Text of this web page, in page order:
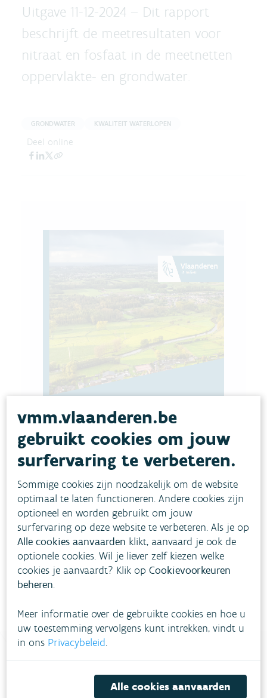
Uitgave 11-12-2024 – Dit rapport
beschrijft de meetresultaten voor
nitraat en fosfaat in de meetnetten
oppervlakte- en grondwater.
GRONDWATER KWALITEIT WATERLOPEN
Deel online
Download pdf
Heb je vragen?
vmm.vlaanderen.be
gebruikt cookies om jouw
surfervaring te verbeteren.
Sommige cookies zijn noodzakelijk om de website
optimaal te laten functioneren. Andere cookies zijn
optioneel en worden gebruikt om jouw
surfervaring op deze website te verbeteren. Als je op
Alle cookies aanvaarden klikt, aanvaard je ook de
optionele cookies. Wil je liever zelf kiezen welke
cookies je aanvaardt? Klik opCookievoorkeuren
beheren.
Meer informatie over de gebruikte cookies en hoe u
uw toestemming vervolgens kunt intrekken, vindt u
in ons Privacybeleid.
Alle cookies aanvaarden